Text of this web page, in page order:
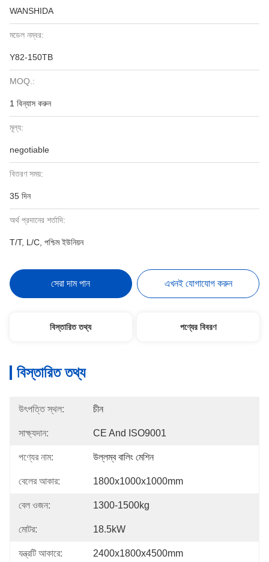
WANSHIDA
মডেল নম্বর:
Y82-150TB
MOQ.:
1 বিন্যাস করুন
মূল্য:
negotiable
বিতরণ সময়:
35 দিন
অর্থ প্রদানের শর্তাদি:
T/T, L/C, পশ্চিম ইউনিয়ন
সেরা দাম পান এখনই যোগাযোগ করুন
বিস্তারিত তথ্য পণ্যের বিবরণ
বিস্তারিত তথ্য
উৎপত্তি স্থল: চীন
সাক্ষ্যদান: CE And ISO9001
পণ্যের নাম: উল্লম্ব বালিং মেশিন
বেলের আকার: 1800x1000x1000mm
বেল ওজন: 1300-1500kg
মোটর: 18.5kW
যন্ত্রটি আকারে: 2400x1800x4500mm